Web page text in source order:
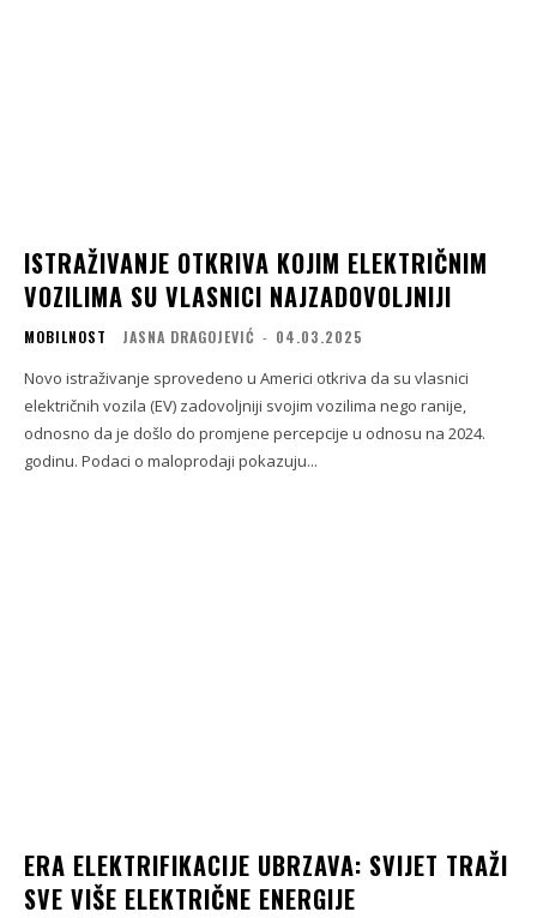
ISTRAŽIVANJE OTKRIVA KOJIM ELEKTRIČNIM
VOZILIMA SU VLASNICI NAJZADOVOLJNIJI
MOBILNOST JASNA DRAGOJEVIĆ - 04.03.2025
Novo istraživanje sprovedeno u Americi otkriva da su vlasnici
električnih vozila (EV) zadovoljniji svojim vozilima nego ranije,
odnosno da je došlo do promjene percepcije u odnosu na 2024.
godinu. Podaci o maloprodaji pokazuju...
ERA ELEKTRIFIKACIJE UBRZAVA: SVIJET TRAŽI
SVE VIŠE ELEKTRIČNE ENERGIJE